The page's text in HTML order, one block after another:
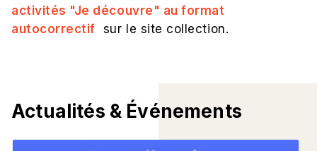
activités "Je découvre" au format
autocorrectif sur le site collection.
Actualités & Événements